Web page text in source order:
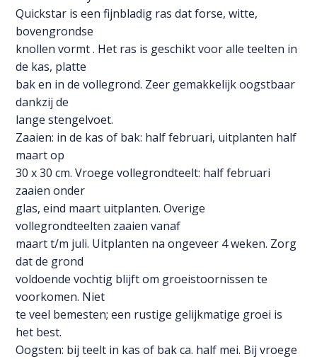
Quickstar is een fijnbladig ras dat forse, witte,
bovengrondse
knollen vormt . Het ras is geschikt voor alle teelten in
de kas, platte
bak en in de vollegrond. Zeer gemakkelijk oogstbaar
dankzij de
lange stengelvoet.
Zaaien: in de kas of bak: half februari, uitplanten half
maart op
30 x 30 cm. Vroege vollegrondteelt: half februari
zaaien onder
glas, eind maart uitplanten. Overige
vollegrondteelten zaaien vanaf
maart t/m juli. Uitplanten na ongeveer 4 weken. Zorg
dat de grond
voldoende vochtig blijft om groeistoornissen te
voorkomen. Niet
te veel bemesten; een rustige gelijkmatige groei is
het best.
Oogsten: bij teelt in kas of bak ca. half mei. Bij vroege